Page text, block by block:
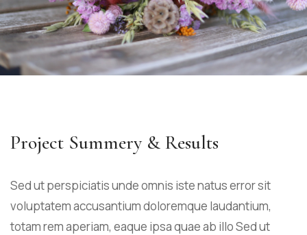
Project Summery & Results
Sed ut perspiciatis unde omnis iste natus error sit
voluptatem accusantium doloremque laudantium,
totam rem aperiam, eaque ipsa quae ab illo Sed ut